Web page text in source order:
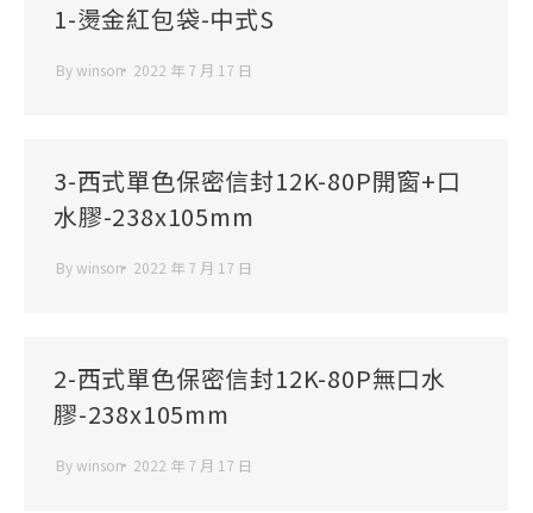
1-燙金紅包袋-中式S
Bywinson 2022 年 7 月 17 日
3-西式單色保密信封12K-80P開窗+口
水膠-238x105mm
Bywinson 2022 年 7 月 17 日
2-西式單色保密信封12K-80P無口水
膠-238x105mm
Bywinson 2022 年 7 月 17 日